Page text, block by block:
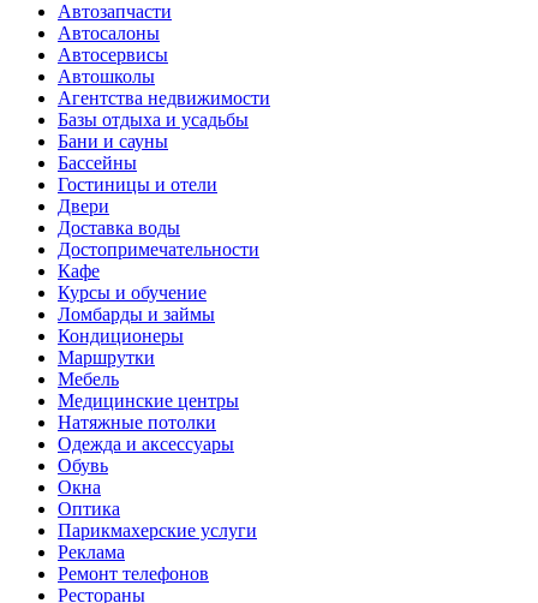
Автозапчасти
Автосалоны
Автосервисы
Автошколы
Агентства недвижимости
Базы отдыха и усадьбы
Бани и сауны
Бассейны
Гостиницы и отели
Двери
Доставка воды
Достопримечательности
Кафе
Курсы и обучение
Ломбарды и займы
Кондиционеры
Маршрутки
Мебель
Медицинские центры
Натяжные потолки
Одежда и аксессуары
Обувь
Окна
Оптика
Парикмахерские услуги
Реклама
Ремонт телефонов
Рестораны